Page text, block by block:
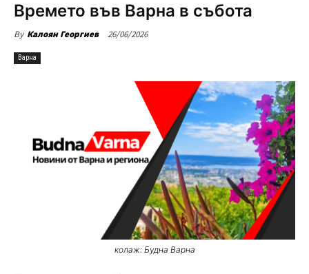
Времето във Варна в събота
By Калоян Георгиев 26/06/2026
Варна
колаж: Будна Варна